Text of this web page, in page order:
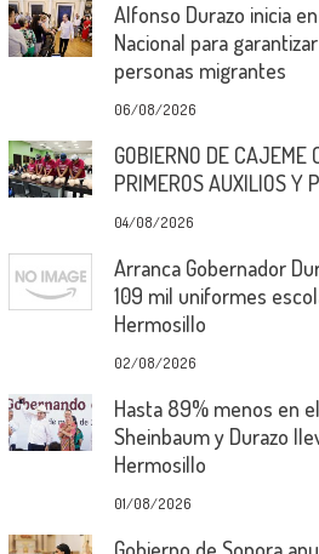
Alfonso Durazo inicia
Nacional para
personas migrantes
06/08/2026
GOBIERNO DE CAJEME
PRIMEROS AUXILIOS Y
04/08/2026
Arranca Gobernador
109 mil uniformes
Hermosillo
02/08/2026
Hasta 89% menos en
Sheinbaum y Durazo
Hermosillo
01/08/2026